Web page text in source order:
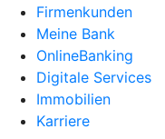
Firmenkunden
Meine Bank
OnlineBanking
Digitale Services
Immobilien
Karriere